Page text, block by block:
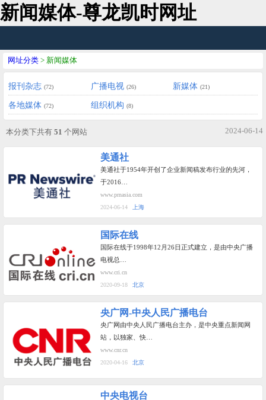
新闻媒体-尊龙凯时网址
网址分类 > 新闻媒体
报刊杂志 (72) 广播电视 (26) 新媒体 (21)
各地媒体 (72) 组织机构 (8)
本分类下共有 51 个网站 2024-06-14
美通社
美通社于1954年开创了企业新闻稿发布行业的先河，
于2016…
www.prnasia.com
2024-06-14
上海
国际在线
国际在线于1998年12月26日正式建立，是由中央广播
电视总…
www.cri.cn
2020-09-18
北京
央广网-中央人民广播电台
央广网由中央人民广播电台主办，是中央重点新闻网
站，以独家、快…
www.cnr.cn
2020-04-16
北京
中央电视台